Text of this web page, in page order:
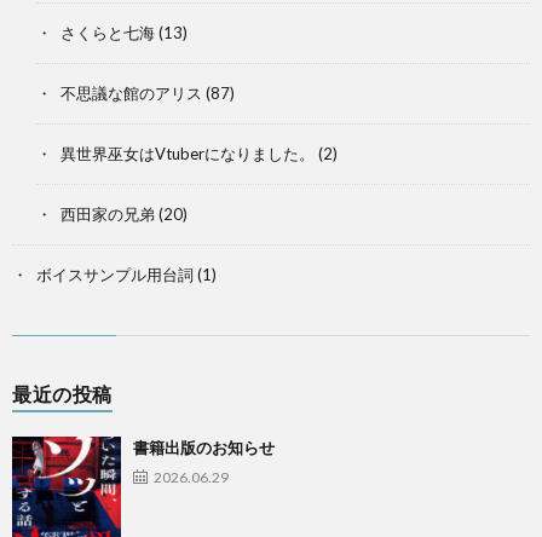
さくらと七海(13)
不思議な館のアリス (87)
異世界巫女はVtuberになりました。 (2)
西田家の兄弟(20)
ボイスサンプル用台詞 (1)
最近の投稿
書籍出版のお知らせ
2026.06.29